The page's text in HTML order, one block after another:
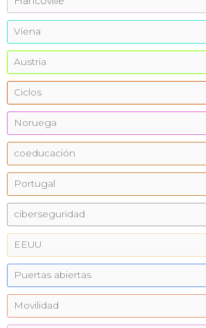
Viena
Austria
Ciclos
Noruega
coeducación
Portugal
ciberseguridad
EEUU
Puertas abiertas
Movilidad